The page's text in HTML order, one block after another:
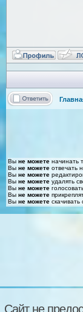
Вы не можете начинать
Вы не можете отвечать
Вы не можете
Вы не можете удалять
Вы не можете
Вы не можете
Вы не можете
Сайт не